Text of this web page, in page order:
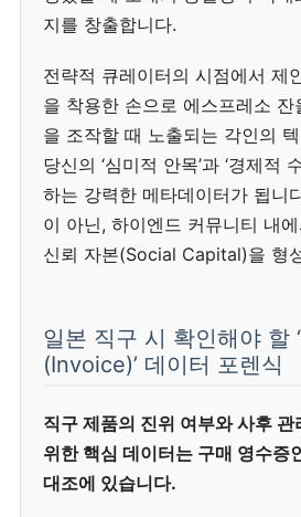
지를 창출합니다.
전략적 큐레이터의 시점에서 제
을 착용한 손으로 에스프레소
을 조작할 때 노출되는 각인의
당신의 ‘심미적 안목’과 ‘경제적
하는 강력한 메타데이터가 됩니
이 아닌, 하이엔드 커뮤니티 내
신뢰 자본(Social Capital)을 형
일본 직구 시 확인해야 할
(Invoice)’ 데이터 포렌식
직구 제품의 진위 여부와 사후
위한 핵심 데이터는 구매 영수증
대조에 있습니다.